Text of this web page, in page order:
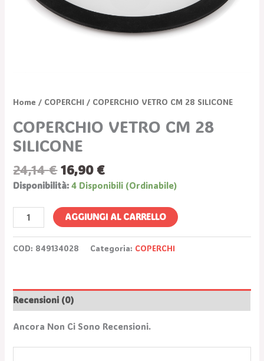
Home / COPERCHI / COPERCHIO VETRO CM 28 SILICONE
COPERCHIO VETRO CM 28
SILICONE
24,14€ 16,90 €
Disponibilità: 4 Disponibili (ordinabile)
AGGIUNGI AL CARRELLO
COD: 849134028 Categoria: COPERCHI
Recensioni (0)
Ancora Non Ci Sono Recensioni.